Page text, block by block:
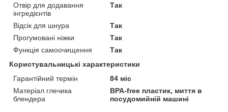
Отвір для додавання
інгредієнтів
Так
Відсік для шнура
Так
Прогумовані ніжки
Так
Функція самоочищення
Так
Користувальницькі характеристики
Гарантійний термін
84 міс
Матеріал глечика
блендера
BPA-free пластик, миття в
посудомийній машині